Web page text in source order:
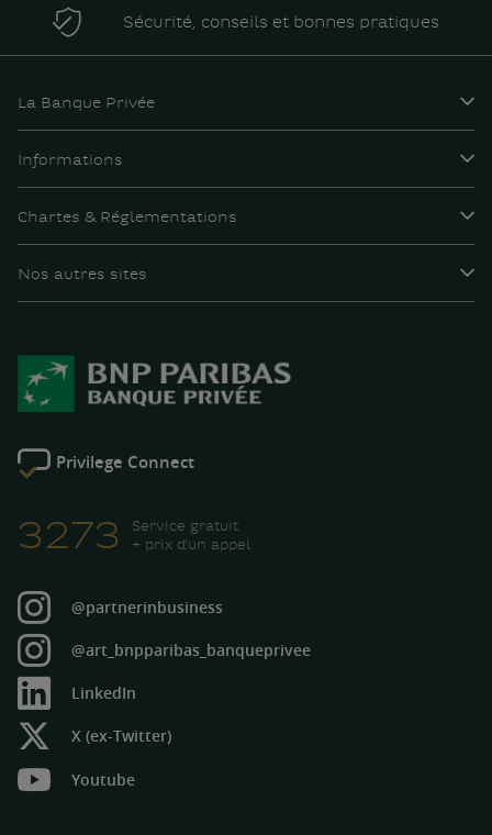
Sécurité, conseils et bonnes pratiques
La Banque Privée
Informations
Chartes & Réglementations
Nos autres sites
Privilege Connect
3273
Service gratuit
+ prix d'un appel
Instagram@partnerinbusiness
Instagram@art_bnpparibas_banqueprivee
LinkedIn
X (ex-Twitter)
Youtube